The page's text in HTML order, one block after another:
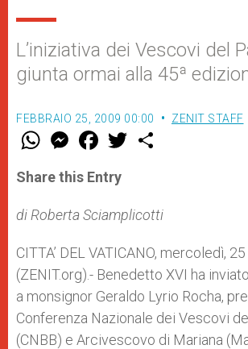
L’iniziativa dei Vescovi del
giunta ormai alla 45ª
FEBBRAIO 25, 2009 00:00 ZENIT STAFF
W
t
s
p
p
M
e
s
e
g
e
F
a
e
b
o
k
w
r
Share this Entry
di Roberta Sciamplicotti
CITTA’ DEL VATICANO, mercoledì,
(ZENIT.org).- Benedetto XVI ha
a monsignor Geraldo Lyrio Rocha,
Conferenza Nazionale dei Vescovi
(CNBB) e Arcivescovo di Mariana